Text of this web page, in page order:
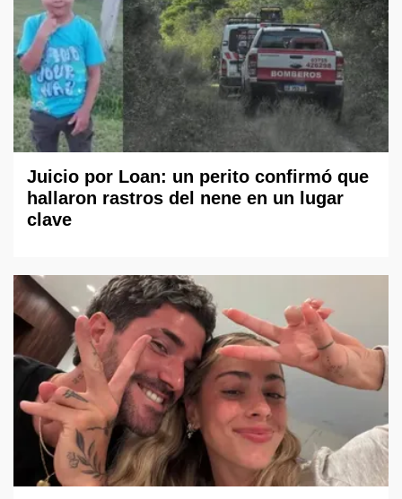
Juicio por Loan: un perito confirmó que
hallaron rastros del nene en un lugar
clave